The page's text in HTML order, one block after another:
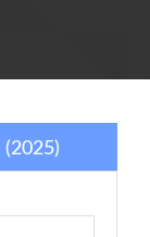
(2025)